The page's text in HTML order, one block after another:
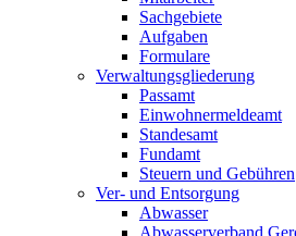
Sachgebiete
Aufgaben
Formulare
Verwaltungsgliederung
Passamt
Einwohnermeldeamt
Standesamt
Fundamt
Steuern und Gebühren
Ver- und Entsorgung
Abwasser
Abwasserverband